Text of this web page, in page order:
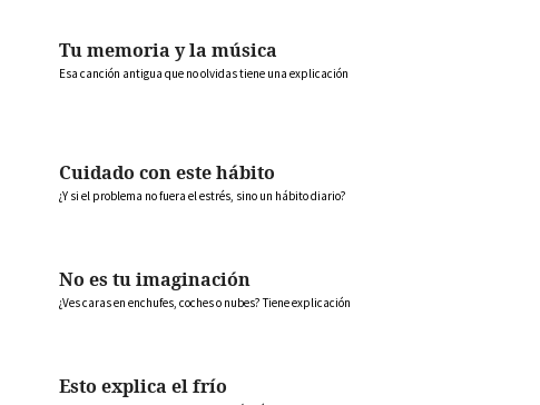
Tu memoria y la música
Esa canción antigua que no olvidas tiene una explicación
Cuidado con este hábito
¿Y si el problema no fuera el estrés, sino un hábito diario?
No es tu imaginación
¿Ves caras en enchufes, coches o nubes? Tiene explicación
Esto explica el frío